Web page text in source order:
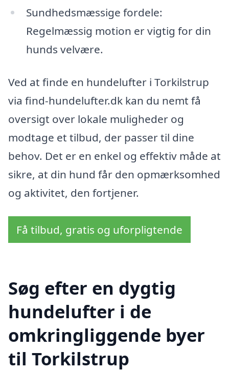
Sundhedsmæssige fordele:
Regelmæssig motion er vigtig for din
hunds velvære.
Ved at finde en hundelufter i Torkilstrup
via find-hundelufter.dk kan du nemt få
oversigt over lokale muligheder og
modtage et tilbud, der passer til dine
behov. Det er en enkel og effektiv måde at
sikre, at din hund får den opmærksomhed
og aktivitet, den fortjener.
Få tilbud, gratis og uforpligtende
Søg efter en dygtig
hundelufter i de
omkringliggende byer
til Torkilstrup